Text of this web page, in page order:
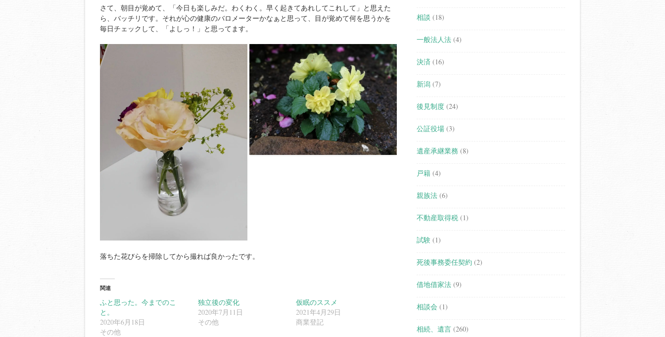
さて、朝目が覚めて、「今日も楽しみだ。わくわく。早く起きてあれしてこれして」と思えた
ら、バッチリです。それが心の健康のバロメーターかなぁと思って、目が覚めて何を思うかを
毎日チェックして、「よしっ！」と思ってます。
落ちた花びらを掃除してから撮れば良かったです。
関連
ふと思った。今までのこ
と。
2020年6月18日
その他
独立後の変化
2020年7月11日
その他
仮眠のススメ
2021年4月29日
商業登記
相談 (18)
一般法人法 (4)
決済 (16)
新潟 (7)
後見制度 (24)
公証役場 (3)
遺産承継業務 (8)
戸籍 (4)
親族法 (6)
不動産取得税 (1)
試験 (1)
死後事務委任契約 (2)
借地借家法 (9)
相談会 (1)
相続、遺言 (260)